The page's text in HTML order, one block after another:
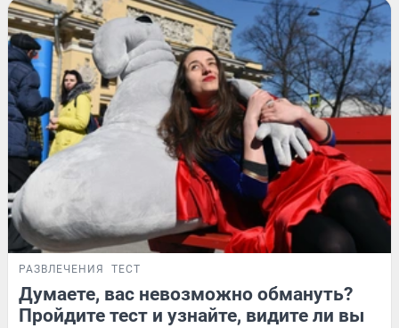
РАЗВЛЕЧЕНИЯ ТЕСТ
Думаете, вас невозможно обмануть?
Пройдите тест и узнайте, видите ли вы